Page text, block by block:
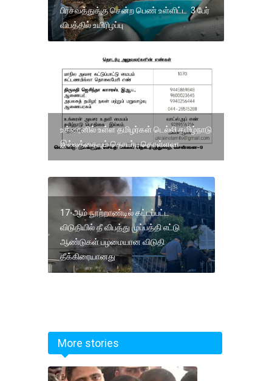
பிரசவத்துக்கு சென்ற பெண் உள்ளிட்ட 3 பேர்
விபத்தில் உயிரிழப்பு
உக்ரைனில் உள்ள தமிழர்கள் டெல்லி தமிழ்நாடு
இல்லத்தையும் தொடர்பு கொள்ளலா
17-ஆம் நூற்றாண்டில் கட்டப்பட்ட
விடுதியில் தீ விபத்து முப்பத்தி எட்டு
ஆண்டுகள் பழமையான விடுதி
தீக்கிரையானது
More stories